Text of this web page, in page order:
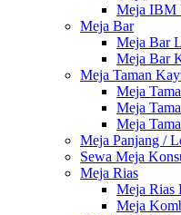
Meja IBM
Meja Bar
Meja Bar
Meja Bar
Meja Taman
Meja
Meja
Meja
Meja Panjang /
Sewa Meja
Meja Rias
Meja Rias
Meja